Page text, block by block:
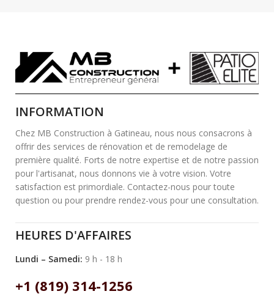
INFORMATION
Chez MB Construction à Gatineau, nous nous consacrons à
offrir des services de rénovation et de remodelage de
première qualité. Forts de notre expertise et de notre passion
pour l'artisanat, nous donnons vie à votre vision. Votre
satisfaction est primordiale. Contactez-nous pour toute
question ou pour prendre rendez-vous pour une consultation.
HEURES D'AFFAIRES
Lundi – Samedi: 9 h - 18 h
+1 (819) 314-1256